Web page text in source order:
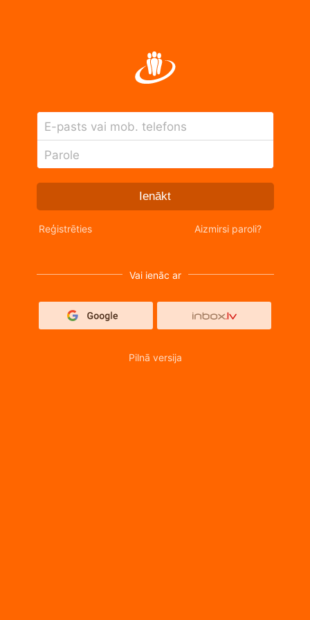
E-pasts vai mob. telefons
Parole
Ienākt
Reģistrēties Aizmirsi paroli?
Vai ienāc ar
Pilnā versija